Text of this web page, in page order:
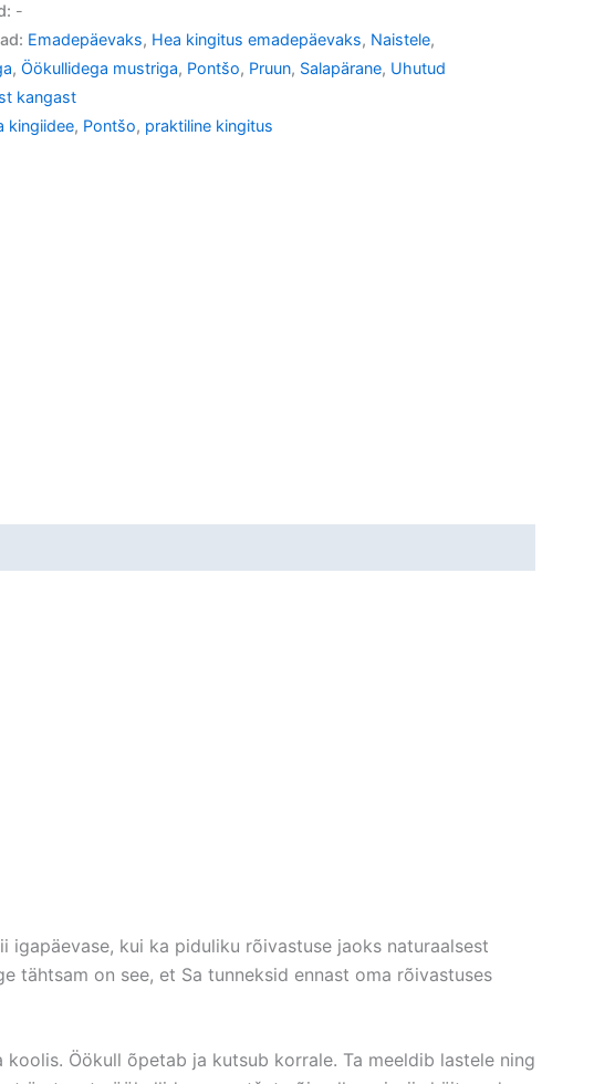
-
Emadepäevaks, Hea kingitus emadepäevaks, Naistele,
, Öökullidega mustriga, Pontšo, Pruun, Salapärane, Uhutud
kangast
kingiidee, Pontšo, praktiline kingitus
kui ka piduliku rõivastuse jaoks naturaalsest
tähtsam on see, et Sa tunneksid ennast oma rõivastuses
Öökull õpetab ja kutsub korrale. Ta meeldib lastele ning